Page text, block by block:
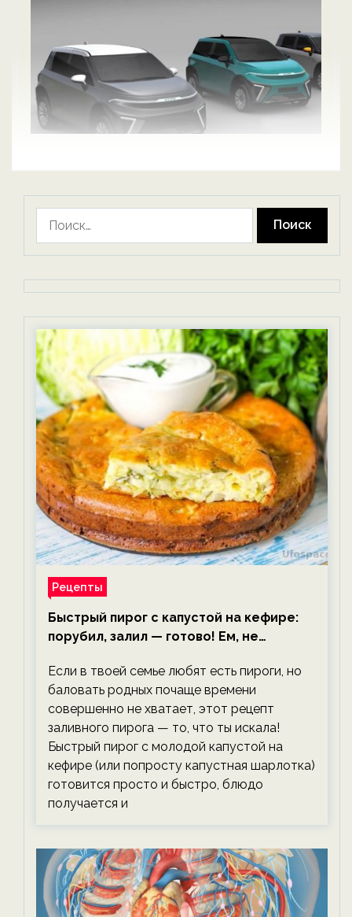
Рецепты
Быстрый пирог с капустой на кефире:
порубил, залил — готово! Ем, не
Если в твоей семье любят есть пироги, но
баловать родных почаще времени
совершенно не хватает, этот рецепт
заливного пирога — то, что ты искала!
Быстрый пирог с молодой капустой на
кефире (или попросту капустная шарлотка)
готовится просто и быстро, блюдо
получается и